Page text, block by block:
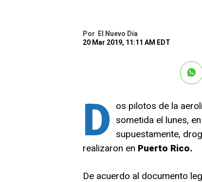
Por
El Nuevo Día
20 Mar 2019, 11:11 AM EDT
D os pilotos de la
sometida el lunes,
supuestamente,
realizaron en Puerto Rico.
De acuerdo al documento